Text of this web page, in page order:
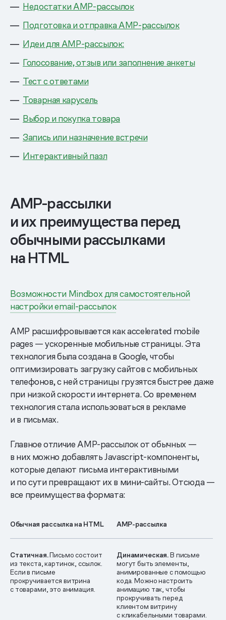
Недостатки AMP-рассылок
Подготовка и отправка AMP-рассылок
Идеи для AMP-рассылок:
Голосование, отзыв или заполнение анкеты
Тест с ответами
Товарная карусель
Выбор и покупка товара
Запись или назначение встречи
Интерактивный пазл
AMP-рассылки
и их преимущества перед
обычными рассылками
на HTML
Возможности Mindbox для самостоятельной
настройки email-рассылок
AMP расшифровывается как accelerated mobile
pages — ускоренные мобильные страницы. Эта
технология была создана в Google, чтобы
оптимизировать загрузку сайтов с мобильных
телефонов, с ней страницы грузятся быстрее даже
при низкой скорости интернета. Со временем
технология стала использоваться в рекламе
и в письмах.
Главное отличие AMP-рассылок от обычных —
в них можно добавлять Javascript-компоненты,
которые делают письма интерактивными
и по сути превращают их в мини-сайты. Отсюда —
все преимущества формата:
Обычная рассылка на HTML AMP-рассылка
Статичная.Письмо состоит
из текста, картинок, ссылок.
Если в письме
прокручивается витрина
с товарами, это анимация.
Динамическая.В письме
могут быть элементы,
анимированные с помощью
кода. Можно настроить
анимацию так, чтобы
прокручивать перед
клиентом витрину
с кликабельными товарами.